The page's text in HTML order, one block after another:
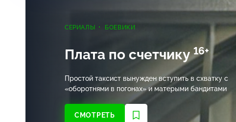
СЕРИАЛЫ БОЕВИКИ
Плата по счетчику16+
Простой таксист вынужден вступить в схватку с
«оборотнями в погонах» и матерыми бандитами
СМОТРЕТЬ